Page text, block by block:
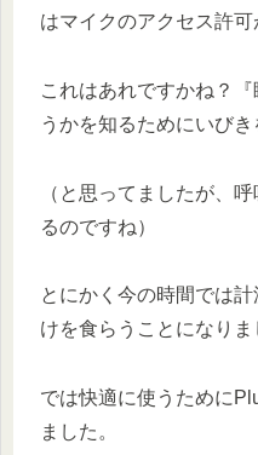
はマイクのアクセス許可
これはあれですかね？
うかを知るためにいび
（と思ってましたが、
るのですね）
とにかく今の時間では
けを食らうことになり
では快適に使うために
ました。